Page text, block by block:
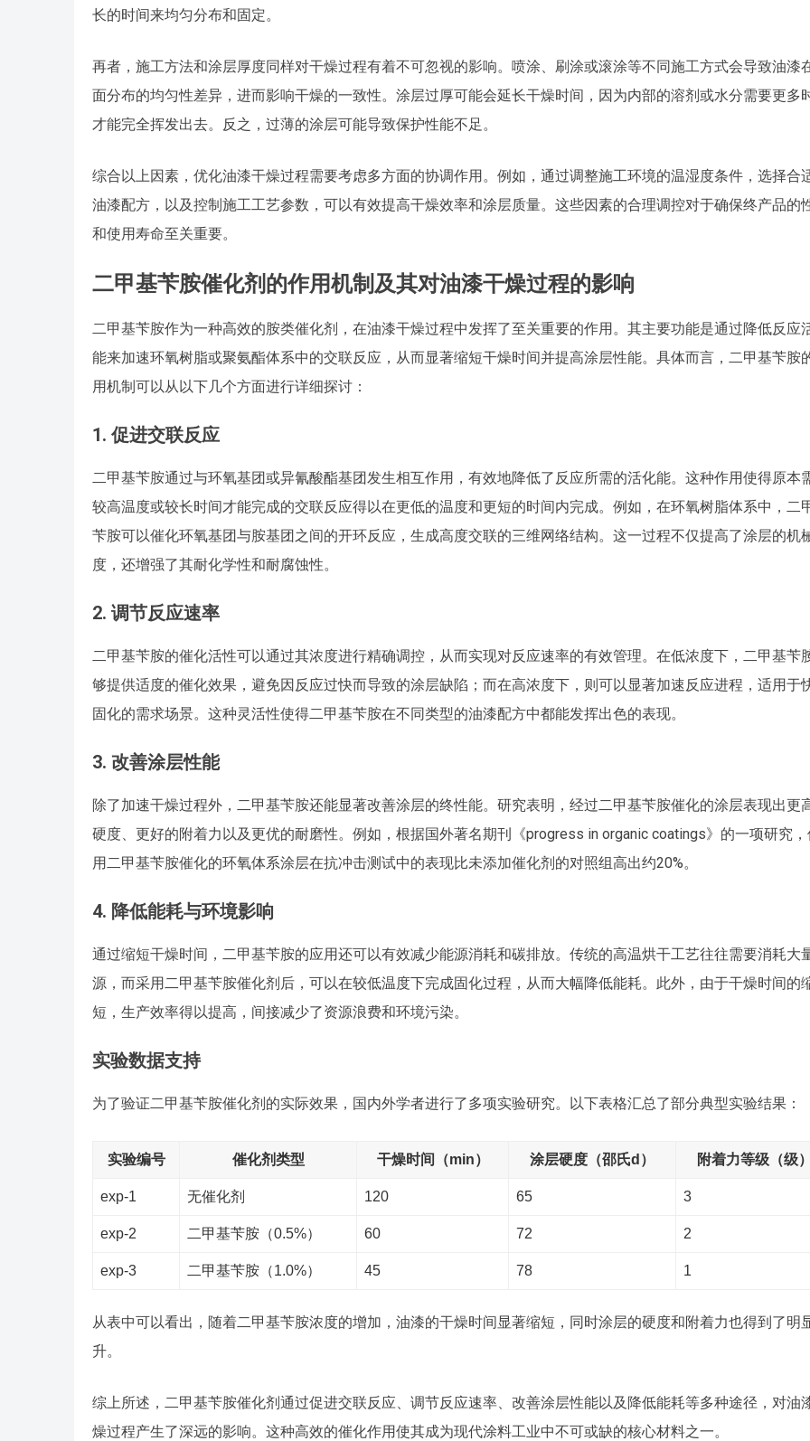
长的时间来均匀分布和固定。
再者，施工方法和涂层厚度同样对干燥过程有着不可忽视的影响。喷涂、刷涂或滚涂等不同施工方式会导致油漆
面分布的均匀性差异，进而影响干燥的一致性。涂层过厚可能会延长干燥时间，因为内部的溶剂或水分需要更多
才能完全挥发出去。反之，过薄的涂层可能导致保护性能不足。
综合以上因素，优化油漆干燥过程需要考虑多方面的协调作用。例如，通过调整施工环境的温湿度条件，选择合
油漆配方，以及控制施工工艺参数，可以有效提高干燥效率和涂层质量。这些因素的合理调控对于确保终产品的
和使用寿命至关重要。
二甲基苄胺催化剂的作用机制及其对油漆干燥过程的影响
二甲基苄胺作为一种高效的胺类催化剂，在油漆干燥过程中发挥了至关重要的作用。其主要功能是通过降低反应
能来加速环氧树脂或聚氨酯体系中的交联反应，从而显著缩短干燥时间并提高涂层性能。具体而言，二甲基苄胺
用机制可以从以下几个方面进行详细探讨：
1. 促进交联反应
二甲基苄胺通过与环氧基团或异氰酸酯基团发生相互作用，有效地降低了反应所需的活化能。这种作用使得原本
较高温度或较长时间才能完成的交联反应得以在更低的温度和更短的时间内完成。例如，在环氧树脂体系中，二
苄胺可以催化环氧基团与胺基团之间的开环反应，生成高度交联的三维网络结构。这一过程不仅提高了涂层的机
度，还增强了其耐化学性和耐腐蚀性。
2. 调节反应速率
二甲基苄胺的催化活性可以通过其浓度进行精确调控，从而实现对反应速率的有效管理。在低浓度下，二甲基苄
够提供适度的催化效果，避免因反应过快而导致的涂层缺陷；而在高浓度下，则可以显著加速反应进程，适用于
固化的需求场景。这种灵活性使得二甲基苄胺在不同类型的油漆配方中都能发挥出色的表现。
3. 改善涂层性能
除了加速干燥过程外，二甲基苄胺还能显著改善涂层的终性能。研究表明，经过二甲基苄胺催化的涂层表现出更
硬度、更好的附着力以及更优的耐磨性。例如，根据国外著名期刊《progress in organic coatings》的一项研究，
用二甲基苄胺催化的环氧体系涂层在抗冲击测试中的表现比未添加催化剂的对照组高出约20%。
4. 降低能耗与环境影响
通过缩短干燥时间，二甲基苄胺的应用还可以有效减少能源消耗和碳排放。传统的高温烘干工艺往往需要消耗大
源，而采用二甲基苄胺催化剂后，可以在较低温度下完成固化过程，从而大幅降低能耗。此外，由于干燥时间的
短，生产效率得以提高，间接减少了资源浪费和环境污染。
实验数据支持
为了验证二甲基苄胺催化剂的实际效果，国内外学者进行了多项实验研究。以下表格汇总了部分典型实验结果：
实验编号 催化剂类型 干燥时间（min） 涂层硬度（邵氏d） 附着力等级（级）
exp-1 无催化剂 120 65 3
exp-2 二甲基苄胺（0.5%） 60 72 2
exp-3 二甲基苄胺（1.0%） 45 78 1
从表中可以看出，随着二甲基苄胺浓度的增加，油漆的干燥时间显著缩短，同时涂层的硬度和附着力也得到了明
升。
综上所述，二甲基苄胺催化剂通过促进交联反应、调节反应速率、改善涂层性能以及降低能耗等多种途径，对油
燥过程产生了深远的影响。这种高效的催化作用使其成为现代涂料工业中不可或缺的核心材料之一。